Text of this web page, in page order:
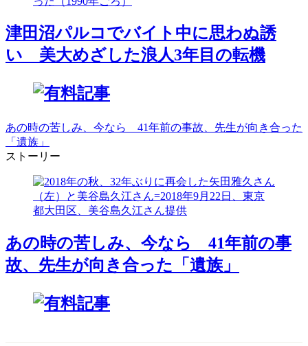
津田沼パルコでバイト中に思わぬ誘
い 美大めざした浪人3年目の転機
あの時の苦しみ、今なら 41年前の事故、先生が向き合った
「遺族」
ストーリー
あの時の苦しみ、今なら 41年前の事
故、先生が向き合った「遺族」